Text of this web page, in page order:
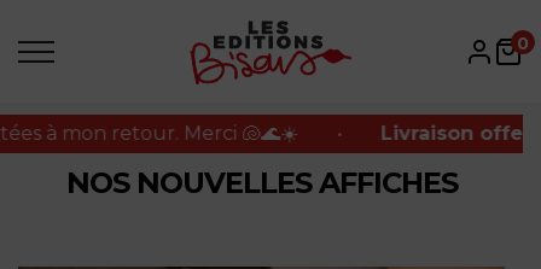
•
mon retour. Merci 🐚🌊☀️ • Livraison offerte
0
NOS NOUVELLES AFFICHES